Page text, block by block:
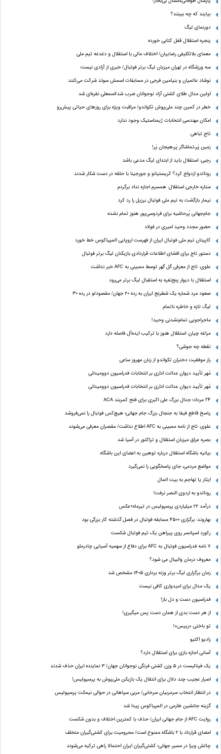
بیایند که چه ببینند؟
دورنمای لیگ
پنجره‌ استقلال قفل کتابی خورده
معمای بلاتکلیفی رضاییان/ اختلاف مالی با استقلال و دغدغه تیم ملی
سه ورزشگاه در تهران میزبان لیگ برتر فوتبال/ خبری از آزادی نیست
نوشاد عالمیان و بنیامین فرجی در مسابقات اسمش سوئد شرکت می‌کنند
اولین مدال طلای کشتی آزاد نوجوانان ضرب شد/اسمعلی نقره‌ای شد
خطر در کمین چند ملی‌پوش تکواندو/ مراقبت ویژه برای روزهای حیاتی پیش‌رو
امکان مهندسی انتخابات ژیمناستیک وجود ندارد
تاج تباهی
زمین پَر،تماشاگر پَر،هیجان پَر!
رجبی: استقلال باید از ابتدای لیگ مدعی باشد
رونالدو ازدواج کرد؟ کریستیانو و جورجینا با حلقه در دست شکار شدند
ستاره خارجی استقلال: همسرم اجازه نداد برگردم
نیمار بازگشت به تیم ملی فوتبال برزیل را رد کرد
جام‌جهانی پُرحاشیه برای فردوسی‌پور هنوز تمام نشده
حضور مجدد وحید امیری در فولاد
کاپیتان تیم ملی فوتبال ایران از فهرست اروپایی المپیاکوس خط خورد
دستور تاج برای افشای اطلاعات قراردادی بازیکنان لیگ برتر فوتبال
علوی: تاج از معرفی گل گهر توسط ممبینی به AFC خبر نداشت
استقلال با دیوار پنج‌نفره به استقبال لیگ برتر می‌رود
صعود مرد شماره یک شطرنج ایران به رده ۲۰ جهان/ مقصودلو در رده ۳۰
لیگ تازه و خاطره ناتمام
ماجراجویی تمام‌نشدنی وحید!
مراغه چیان: استقلال هنوز با ترکیب ایده‌آل فاصله دارد
نقطه چه جوشی؟
راز موفقیت دختران تکواندو از زبان مهروز ساعی
مُهر تأیید دیوان عدالت اداری بر انتخابات فدراسیون دوومیدانی
مُهر تأیید دیوان عدالت اداری بر انتخابات فدراسیون دوومیدانی
24 مرداد؛ جدال بزرگ علی‌ اکبری برای فتح کمربند ACA
پاسخ قاطع فیفا به جنجال بزرگ جام جهانی؛ هیچ‌کس فوتبال را نمی‌فروشد
علوی: تاج از نامه ممبینی به AFC اطلاع نداشت/ مقصران معرفی می‌شوند
بصره عراق میزبان استقلال و تراکتور در آسیا شد
بیانیه باشگاه استقلال درباره توهین به اعضای این باشگاه
مواضع مردمی، جای پاسخگویی را نمی‌گیرد
ایثار یا تهاجم به بیت المال
رونالدو به اردوی النصر نرفت!
درآمد ۲۲ میلیاردی پرسپولیس در تیرماه+عکس
بهاروند: برگزاری ۴۵۰۰ مسابقه فوتبال در فصل گذشته کار بزرگی بود
رکورد اسپانسر روی پیراهن یک تیم فوتبال شکست
۷ نامه فدراسیون فوتبال به AFC برای دفاع از سهمیه آسیایی چادرملو
معروف درمان والیبال می شود؟
زمان برگزاری لیگ برتر وزنه برداری ۱۴۰۵ مشخص شد
یک مدال برای امیدواری کافی نیست
فدراسیون دست‌ و دل باز!
از هر دست بدی از همان دست پس میگیری!
تو باختی «رییس»!
رادیو اکتیو
آسانی اجازه بازی برای استقلال دارد؟
یک فینالیست در ۵ وزن کشتی فرنگی نوجوانان جهان/ ۳ نماینده ایران حذف شدند
اصرار عجیب چند دلال برای انتقال یک بازیکن ملی‌پوش به پرسپولیس!
در انتظار انتخاب سرمربیان سرخابی/ مربی سپاهانی در حوالی نیمکت پرسپولیس
گزینه جانشین طارمی در المپیاکوس پیدا شد
روایت AFC از جام جهانی ایران/ حذف با کمترین اختلاف و بدون شکست
امضای قرارداد با ۲ باشگاه ممنوع است/ محرومیت برای کشتی‌گیران متخلف
چالش ویزا در مسیر جهانی؛ کشتی‌گیران ایران احتمالا راهی ترکیه می‌شوند